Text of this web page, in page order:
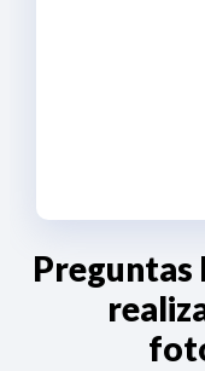
Preguntas